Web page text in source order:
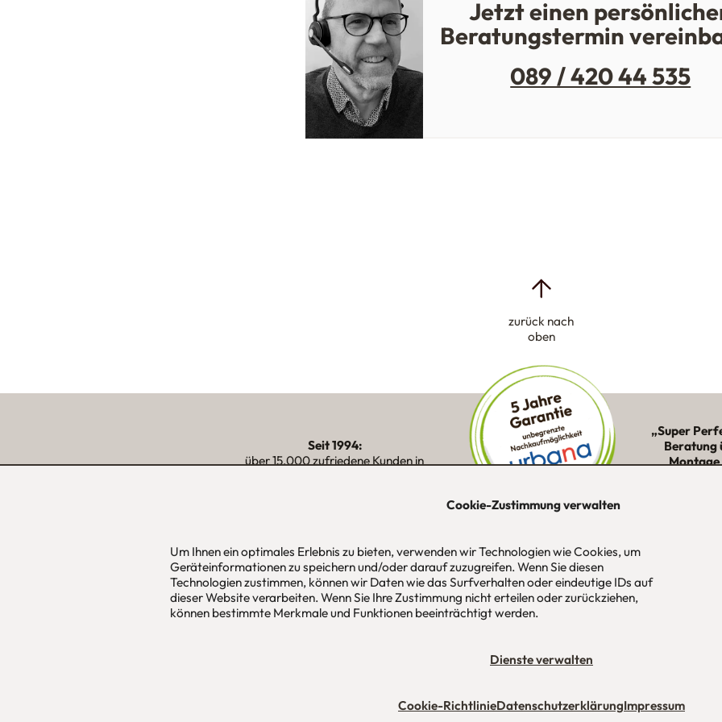
Cookie-Zustimmung verwalten
Um Ihnen ein optimales Erlebnis zu bieten, verwenden wir Technologien wie Cookies, um
Geräteinformationen zu speichern und/oder darauf zuzugreifen. Wenn Sie diesen
Technologien zustimmen, können wir Daten wie das Surfverhalten oder eindeutige IDs auf
dieser Website verarbeiten. Wenn Sie Ihre Zustimmung nicht erteilen oder zurückziehen,
können bestimmte Merkmale und Funktionen beeinträchtigt werden.
Dienste verwalten
Cookie-RichtlinieDatenschutzerklärungImpressum
Jetzt einen
Beratungstermin
089 / 420 44 535
zurück nach
oben
Seit 1994:
über 15.000 zufriedene Kunden in
„Super
Beratung
Montage
urbana möbel
Individuelles Wohndesign
ohne Mehrpreis nach Maß
Hans Pinsel-Str. 1
im DreierHaus
85540Haar / München
Tel
089 / 420 44 535
Fax
089 / 456 00 646
E-Mail
mail@urbana-moebel.de
Datenschutzerklärung Stellenangebote
Maßmöbel München